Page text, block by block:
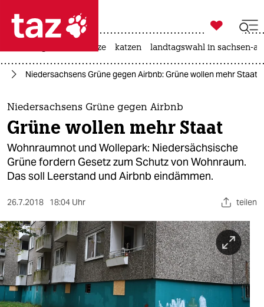
 taz zahl ich
taz zahl ich
themen
politik
öko
sport
berlin
nord

taz zahl ich
hitze katzen landtagswahl in sachsen-
Niedersachsens Grüne gegen Airbnb: Grüne wollen mehr Staat
Niedersachsens Grüne gegen Airbnb
Grüne wollen mehr Staat
Wohnraumnot und Wollepark: Niedersächsische
Grüne fordern Gesetz zum Schutz von Wohnraum.
Das soll Leerstand und Airbnb eindämmen.
26.7.2018 18:04 Uhr teilen